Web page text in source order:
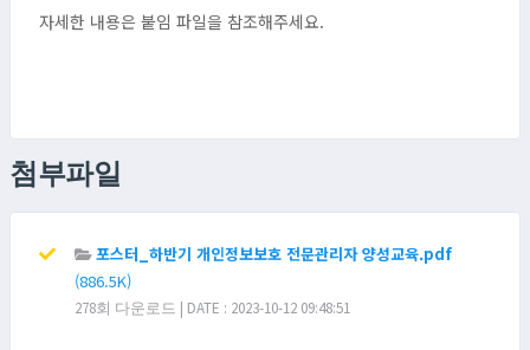
자세한 내용은 붙임 파일을 참조해주세요.
첨부파일
포스터_하반기 개인정보보호 전문관리자 양성교육.pdf
(886.5K)
278회 다운로드 | DATE : 2023-10-12 09:48:51